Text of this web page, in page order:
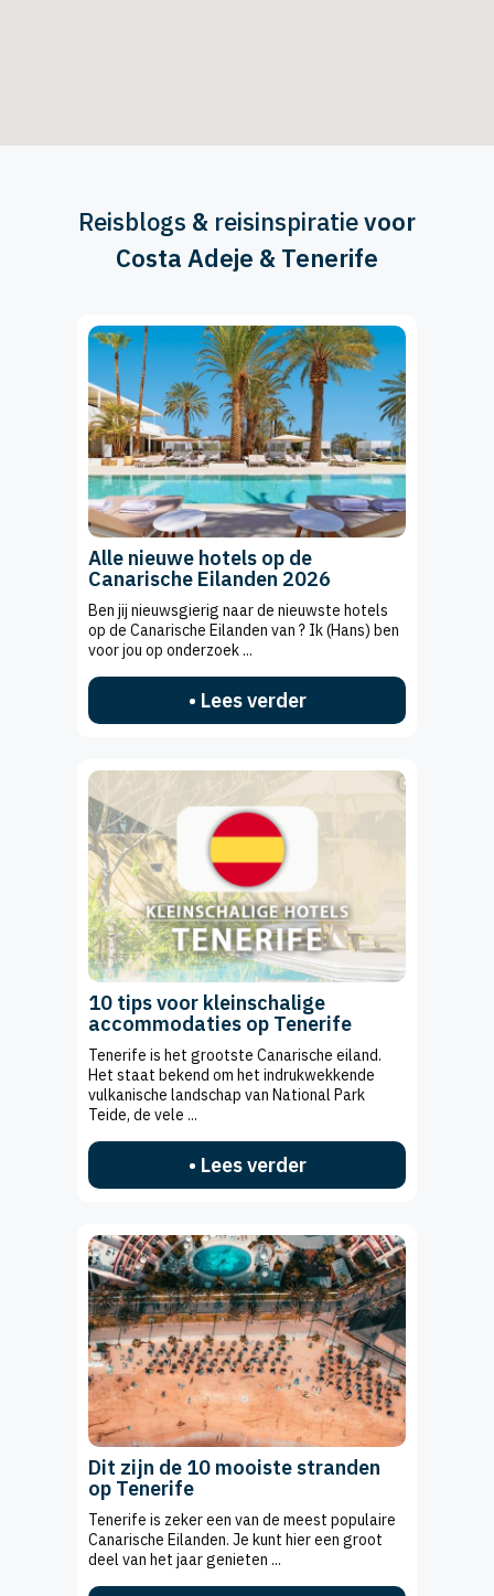
Reisblogs & reisinspiratievoor
Costa Adeje & Tenerife
Alle nieuwe hotels op de
Canarische Eilanden 2026
Ben jij nieuwsgierig naar de nieuwste hotels
op de Canarische Eilanden van ? Ik (Hans) ben
voor jou op onderzoek ...
• Lees verder
10 tips voor kleinschalige
accommodaties op Tenerife
Tenerife is het grootste Canarische eiland.
Het staat bekend om het indrukwekkende
vulkanische landschap van National Park
Teide, de vele ...
• Lees verder
Dit zijn de 10 mooiste stranden
op Tenerife
Tenerife is zeker een van de meest populaire
Canarische Eilanden. Je kunt hier een groot
deel van het jaar genieten ...